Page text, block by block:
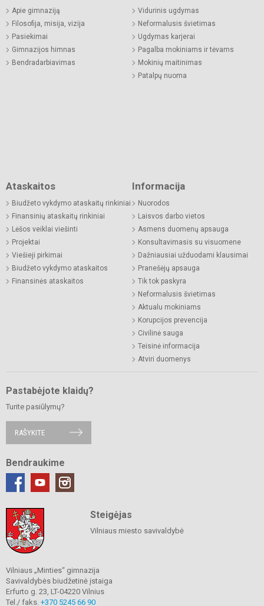
Apie gimnaziją
Filosofija, misija, vizija
Pasiekimai
Gimnazijos himnas
Bendradarbiavimas
Vidurinis ugdymas
Neformalusis švietimas
Ugdymas karjerai
Pagalba mokiniams ir tėvams
Mokinių maitinimas
Patalpų nuoma
Ataskaitos
Biudžeto vykdymo ataskaitų rinkiniai
Finansinių ataskaitų rinkiniai
Lėšos veiklai viešinti
Projektai
Viešieji pirkimai
Biudžeto vykdymo ataskaitos
Finansinės ataskaitos
Informacija
Nuorodos
Laisvos darbo vietos
Asmens duomenų apsauga
Konsultavimasis su visuomene
Dažniausiai užduodami klausimai
Pranešėjų apsauga
Tik tok paskyra
Neformalusis švietimas
Aktualu mokiniams
Korupcijos prevencija
Civilinė sauga
Teisinė informacija
Atviri duomenys
Pastabėjote klaidų?
Turite pasiūlymų?
RAŠYKITE
Bendraukime
Steigėjas
Vilniaus miesto savivaldybė
Vilniaus „Minties“ gimnazija
Savivaldybės biudžetinė įstaiga
Erfurto g. 23, LT-04220 Vilnius
Tel./ faks. +370 5245 66 90